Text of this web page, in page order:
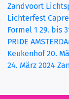
Zandvoort
Lichterfest
Formel 1 29. bis
PRIDE
Keukenhof 20.
24. März 2024